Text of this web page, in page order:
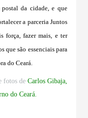
da cidade, e que
a parceria Juntos
força, fazer mais, e ter
que são essenciais para
do Ceará.
fotos de Carlos Gibaja,
do Ceará.